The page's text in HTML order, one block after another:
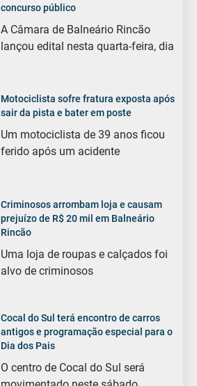
concurso público
A Câmara de Balneário Rincão
lançou edital nesta quarta-feira, dia
Motociclista sofre fratura exposta após
sair da pista e bater em poste
Um motociclista de 39 anos ficou
ferido após um acidente
Criminosos arrombam loja e causam
prejuízo de R$ 20 mil em Balneário
Rincão
Uma loja de roupas e calçados foi
alvo de criminosos
Cocal do Sul terá encontro de carros
antigos e programação especial para o
Dia dos Pais
O centro de Cocal do Sul será